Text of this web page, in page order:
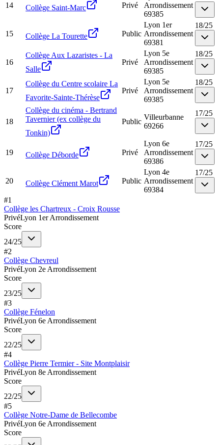
14 Collège Saint-Marc Privé
Arrondissement
69385
15 Collège La Tourette Public
Lyon 1er
Arrondissement
69381
18/25
16
Collège Aux Lazaristes - La
Salle
Privé
Lyon 5e
Arrondissement
69385
18/25
17
Collège du Centre scolaire La
Favorite-Sainte-Thérèse
Privé
Lyon 5e
Arrondissement
69385
18/25
18
Collège du cinéma - Bertrand
Tavernier (ex collège du
Tonkin)
Public
Villeurbanne
69266
17/25
19 Collège Déborde Privé
Lyon 6e
Arrondissement
69386
17/25
20 Collège Clément Marot Public
Lyon 4e
Arrondissement
69384
17/25
#1
Collège les Chartreux - Croix Rousse
PrivéLyon 1er Arrondissement
Score
24/25
#2
Collège Chevreul
PrivéLyon 2e Arrondissement
Score
23/25
#3
Collège Fénelon
PrivéLyon 6e Arrondissement
Score
22/25
#4
Collège Pierre Termier - Site Montplaisir
PrivéLyon 8e Arrondissement
Score
22/25
#5
Collège Notre-Dame de Bellecombe
PrivéLyon 6e Arrondissement
Score